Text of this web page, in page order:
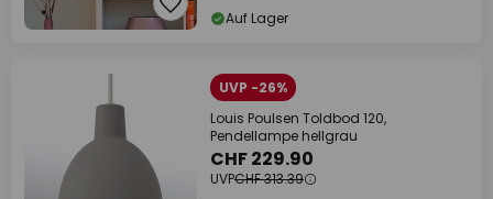
Auf Lager
UVP -26%
Louis Poulsen Toldbod 120,
Pendellampe hellgrau
CHF 229.90
UVPCHF 313.39